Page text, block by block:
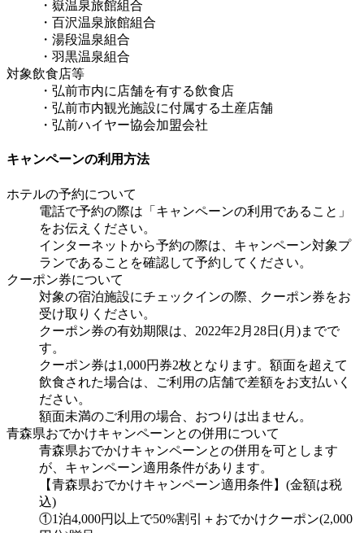
・嶽温泉旅館組合
・百沢温泉旅館組合
・湯段温泉組合
・羽黒温泉組合
対象飲食店等
・弘前市内に店舗を有する飲食店
・弘前市内観光施設に付属する土産店舗
・弘前ハイヤー協会加盟会社
キャンペーンの利用方法
ホテルの予約について
電話で予約の際は「キャンペーンの利用であること」
をお伝えください。
インターネットから予約の際は、キャンペーン対象プ
ランであることを確認して予約してください。
クーポン券について
対象の宿泊施設にチェックインの際、クーポン券をお
受け取りください。
クーポン券の有効期限は、2022年2月28日(月)までで
す。
クーポン券は1,000円券2枚となります。額面を超えて
飲食された場合は、ご利用の店舗で差額をお支払いく
ださい。
額面未満のご利用の場合、おつりは出ません。
青森県おでかけキャンペーンとの併用について
青森県おでかけキャンペーンとの併用を可とします
が、キャンペーン適用条件があります。
【青森県おでかけキャンペーン適用条件】(金額は税
込)
①1泊4,000円以上で50%割引＋おでかけクーポン(2,000